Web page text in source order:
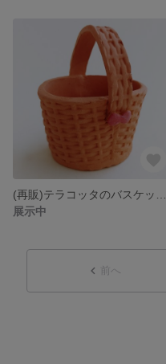
展示中
前へ